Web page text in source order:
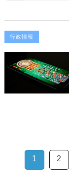
行政情報
1 2